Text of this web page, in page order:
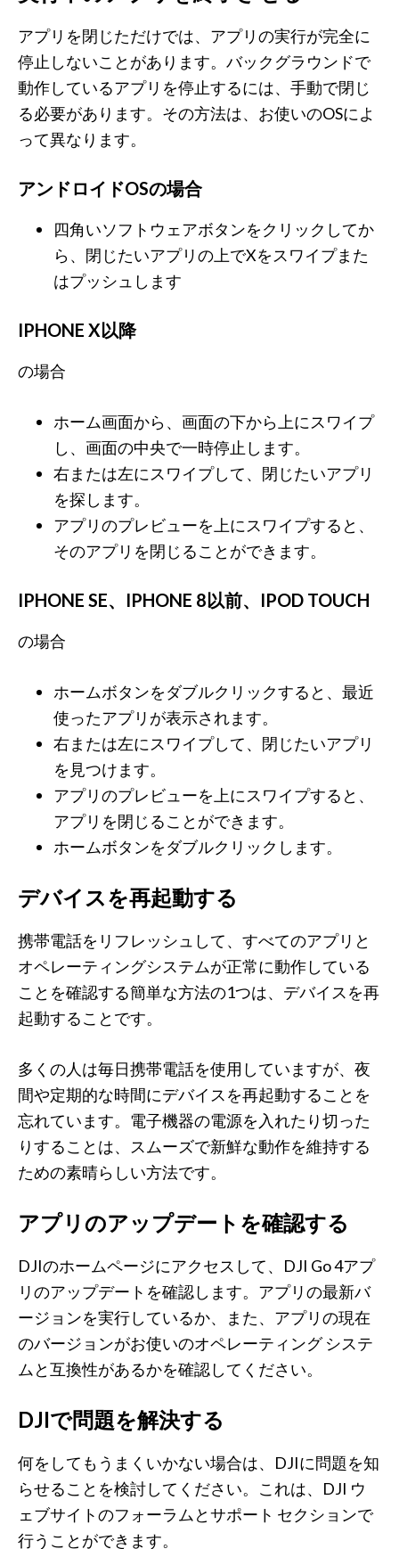
アプリを閉じただけでは、アプリの実行が完全に
停止しないことがあります。バックグラウンドで
動作しているアプリを停止するには、手動で閉じ
る必要があります。その方法は、お使いのOSによ
って異なります。
アンドロイドOSの場合
四角いソフトウェアボタンをクリックしてか
ら、閉じたいアプリの上でXをスワイプまた
はプッシュします
IPHONE X以降
の場合
ホーム画面から、画面の下から上にスワイプ
し、画面の中央で一時停止します。
右または左にスワイプして、閉じたいアプリ
を探します。
アプリのプレビューを上にスワイプすると、
そのアプリを閉じることができます。
IPHONE SE、IPHONE 8以前、IPOD TOUCH
の場合
ホームボタンをダブルクリックすると、最近
使ったアプリが表示されます。
右または左にスワイプして、閉じたいアプリ
を見つけます。
アプリのプレビューを上にスワイプすると、
アプリを閉じることができます。
ホームボタンをダブルクリックします。
デバイスを再起動する
携帯電話をリフレッシュして、すべてのアプリと
オペレーティングシステムが正常に動作している
ことを確認する簡単な方法の1つは、デバイスを再
起動することです。
多くの人は毎日携帯電話を使用していますが、夜
間や定期的な時間にデバイスを再起動することを
忘れています。電子機器の電源を入れたり切った
りすることは、スムーズで新鮮な動作を維持する
ための素晴らしい方法です。
アプリのアップデートを確認する
DJIのホームページにアクセスして、DJI Go 4アプ
リのアップデートを確認します。アプリの最新バ
ージョンを実行しているか、また、アプリの現在
のバージョンがお使いのオペレーティング システ
ムと互換性があるかを確認してください。
DJIで問題を解決する
何をしてもうまくいかない場合は、DJIに問題を知
らせることを検討してください。これは、DJI ウ
ェブサイトのフォーラムとサポート セクションで
行うことができます。